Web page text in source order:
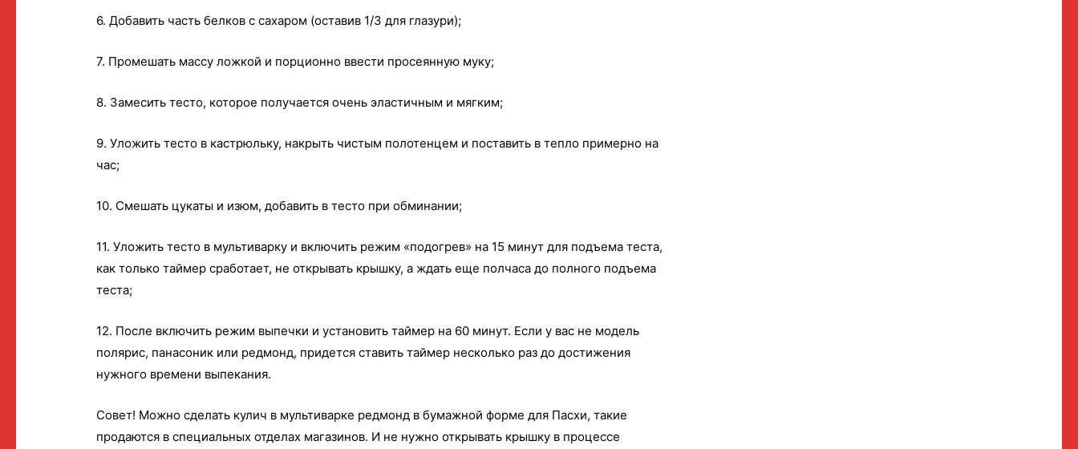
6. Добавить часть белков с сахаром (оставив 1/3 для глазури);
7. Промешать массу ложкой и порционно ввести просеянную муку;
8. Замесить тесто, которое получается очень эластичным и мягким;
9. Уложить тесто в кастрюльку, накрыть чистым полотенцем и поставить в тепло примерно на
час;
10. Смешать цукаты и изюм, добавить в тесто при обминании;
11. Уложить тесто в мультиварку и включить режим «подогрев» на 15 минут для подъема теста,
как только таймер сработает, не открывать крышку, а ждать еще полчаса до полного подъема
теста;
12. После включить режим выпечки и установить таймер на 60 минут. Если у вас не модель
полярис, панасоник или редмонд, придется ставить таймер несколько раз до достижения
нужного времени выпекания.
Совет! Можно сделать кулич в мультиварке редмонд в бумажной форме для Пасхи, такие
продаются в специальных отделах магазинов. И не нужно открывать крышку в процессе